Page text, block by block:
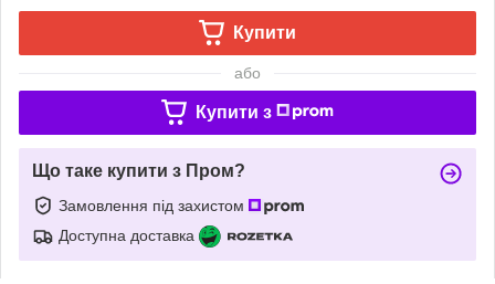
Купити
або
Купити з
Що таке купити з Пром?
Замовлення під захистом
Доступна доставка